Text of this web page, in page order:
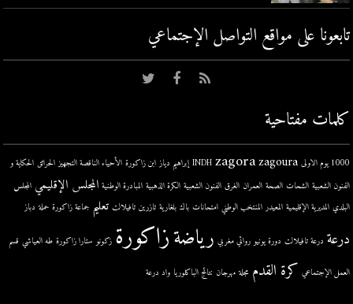
تابعونا على مواقع التواصل اﻹجتماعي
كلمات مفتاحية
1000 يوم الاولى INDH zagora zagoura إبراهيم دياز ابن زاكورة الأحياء الناقصة التجهيز الحرائق الحكاية و
الفنون الشعبية الشحات الصحة العمران الغرق الفنون الشعبية الكرة الذهبية المبادرة الوطنية المجلس الإقليمي المجلس
البلدي المديرية الإقليمية المعيدر المنتخب الوطني امتحانات باك بلغارية تازرين تافيلالت تعليم جماعة زاكورة حملة دباز
درعة درعة تافيلالت دورة يونيو روائي مغربي رياضةزاكورة زكونو ستارا زاكورة طه العياشي قسم
العمل الإجتماعي كرة القدم مجلة مهرجان نتائج الباكلوريا واد درعة